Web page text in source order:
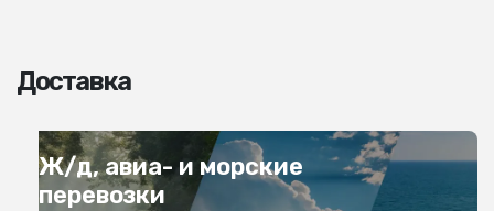
Доставка
Ж/д, авиа- и морские
перевозки